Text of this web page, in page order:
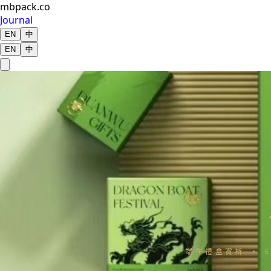
mbpack.co
Journal
EN
中
EN
中
端午禮盒賞析 ·